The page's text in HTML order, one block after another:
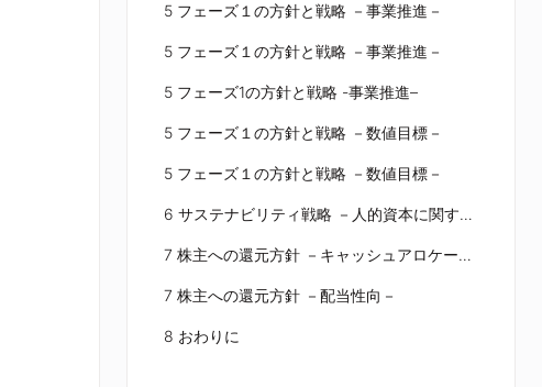
5 フェーズ１の方針と戦略 －事業推進－
5 フェーズ１の方針と戦略 －事業推進－
5 フェーズ1の方針と戦略 -事業推進–
5 フェーズ１の方針と戦略 －数値目標－
5 フェーズ１の方針と戦略 －数値目標－
6 サステナビリティ戦略 －人的資本に関する指標及び目標－
7 株主への還元方針 －キャッシュアロケーション－
7 株主への還元方針 －配当性向－
8 おわりに